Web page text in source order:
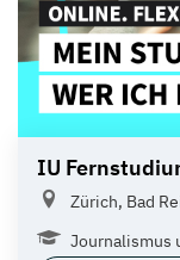
IU
Zürich, Bad
Journalismus